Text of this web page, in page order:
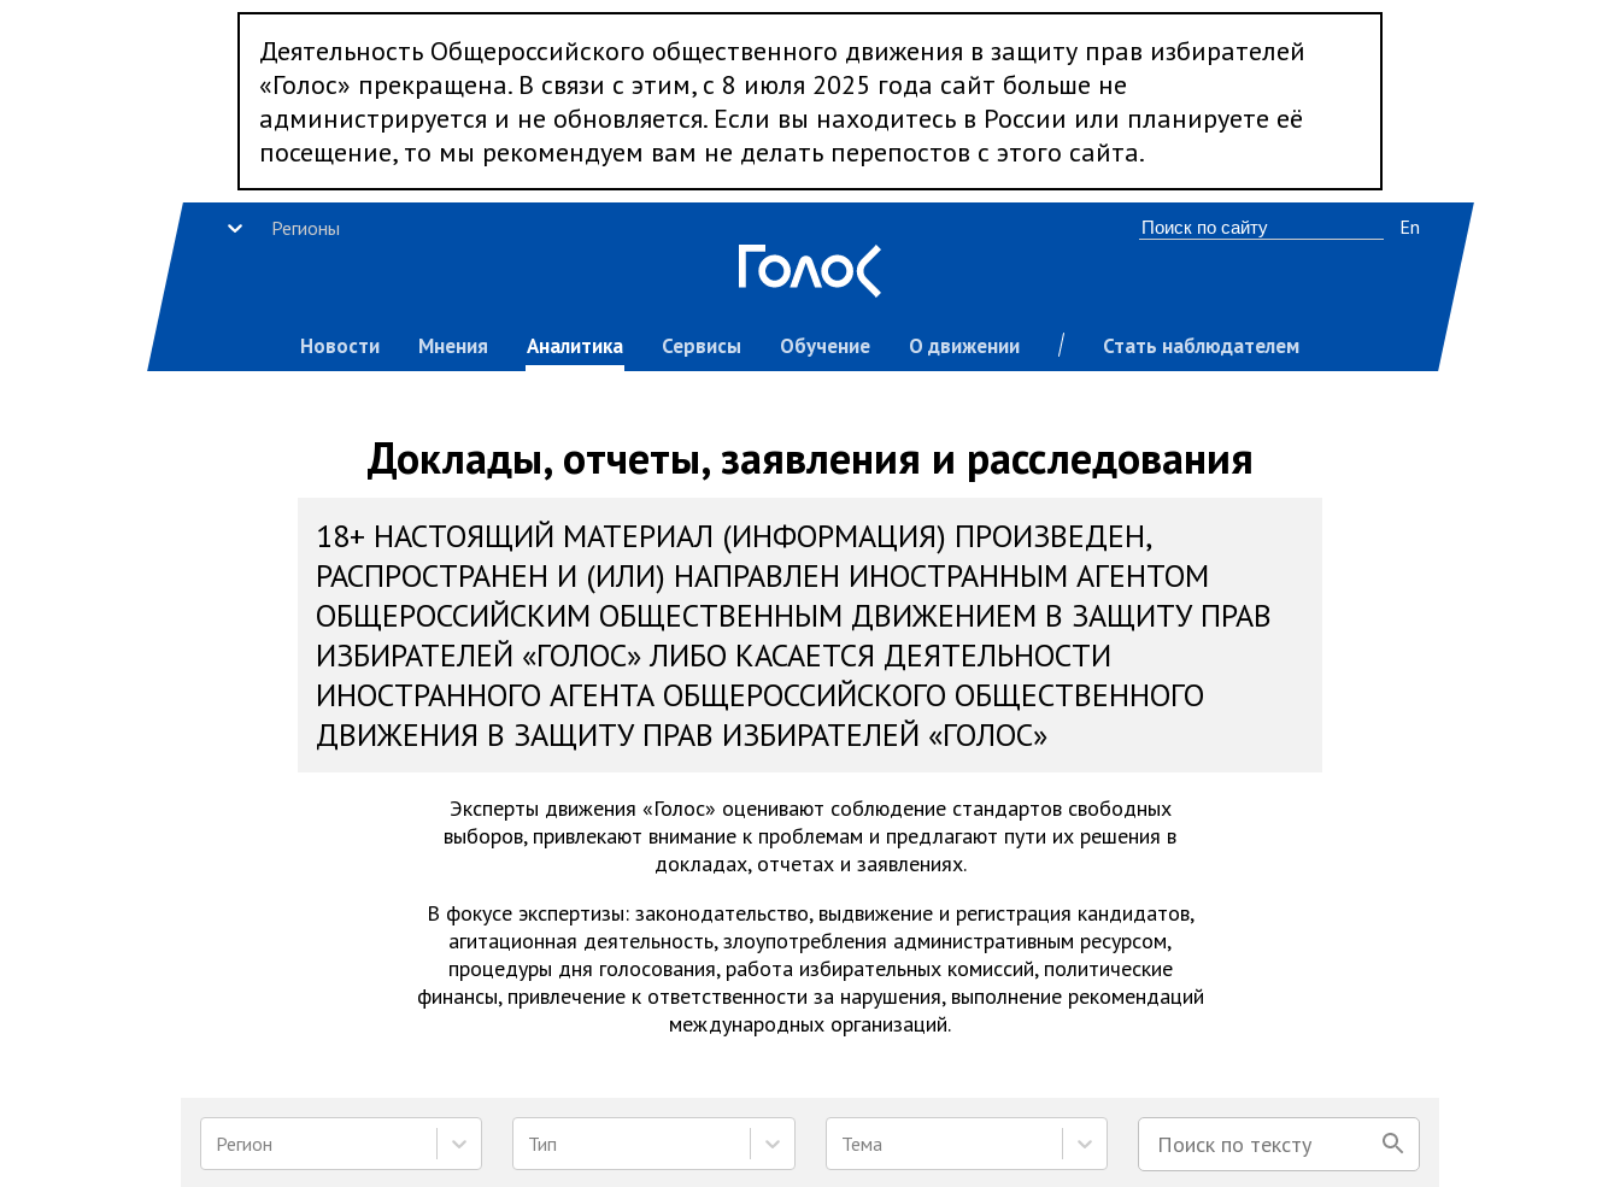
Деятельность Общероссийского общественного движения в защиту прав избирателей
«Голос» прекращена. В связи с этим, с 8 июля 2025 года сайт больше не
администрируется и не обновляется. Если вы находитесь в России или планируете её
посещение, то мы рекомендуем вам не делать перепостов с этого сайта.
Регионы
Новости Мнения Аналитика Сервисы Обучение О движении Стать наблюдателем
En
Доклады, отчеты, заявления и расследования
18+ НАСТОЯЩИЙ МАТЕРИАЛ (ИНФОРМАЦИЯ) ПРОИЗВЕДЕН,
РАСПРОСТРАНЕН И (ИЛИ) НАПРАВЛЕН ИНОСТРАННЫМ АГЕНТОМ
ОБЩЕРОССИЙСКИМ ОБЩЕСТВЕННЫМ ДВИЖЕНИЕМ В ЗАЩИТУ ПРАВ
ИЗБИРАТЕЛЕЙ «ГОЛОС» ЛИБО КАСАЕТСЯ ДЕЯТЕЛЬНОСТИ
ИНОСТРАННОГО АГЕНТА ОБЩЕРОССИЙСКОГО ОБЩЕСТВЕННОГО
ДВИЖЕНИЯ В ЗАЩИТУ ПРАВ ИЗБИРАТЕЛЕЙ «ГОЛОС»
Эксперты движения «Голос» оценивают соблюдение стандартов свободных
выборов, привлекают внимание к проблемам и предлагают пути их решения в
докладах, отчетах и заявлениях.
В фокусе экспертизы: законодательство, выдвижение и регистрация кандидатов,
агитационная деятельность, злоупотребления административным ресурсом,
процедуры дня голосования, работа избирательных комиссий, политические
финансы, привлечение к ответственности за нарушения, выполнение рекомендаций
международных организаций.
Регион Тип Тема